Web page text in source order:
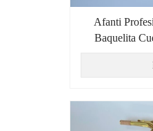
Afanti
Baquelita